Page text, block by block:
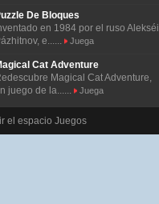
De Bloques
en 1984 por el ruso Alekséi
e......
Juega
Cat Adventure
Magical Cat Adventure,
juego de la......
Juega
el espacio Juegos